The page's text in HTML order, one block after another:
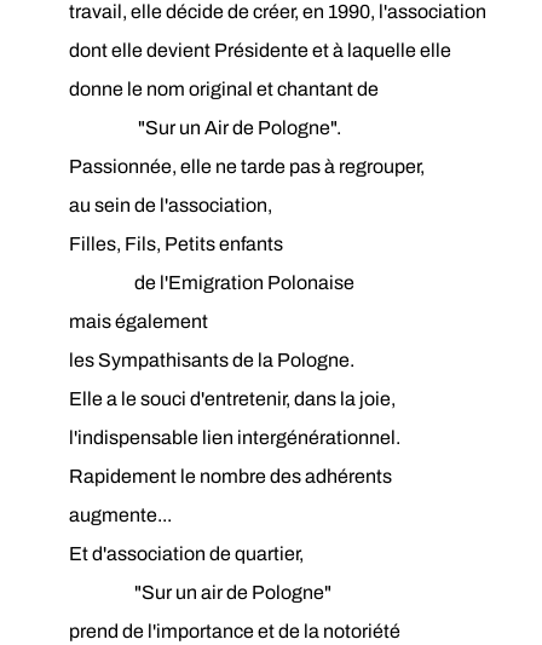
travail, elle décide de créer, en 1990, l'association
dont elle devient Présidente et à laquelle elle
donne le nom original et chantant de
"Sur un Air de Pologne".
Passionnée, elle ne tarde pas à regrouper,
au sein de l'association,
Filles, Fils, Petits enfants
de l'Emigration Polonaise
mais également
les Sympathisants de la Pologne.
Elle a le souci d'entretenir, dans la joie,
l'indispensable lien intergénérationnel.
Rapidement le nombre des adhérents
augmente...
Et d'association de quartier,
"Sur un air de Pologne"
prend de l'importance et de la notoriété